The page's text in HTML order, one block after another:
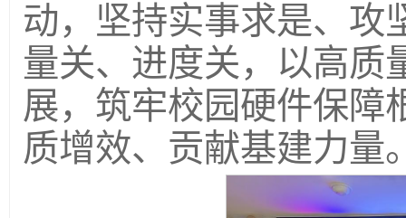
动，坚持实事求是、攻
量关、进度关，以高质
展，筑牢校园硬件保障
质增效、贡献基建力量